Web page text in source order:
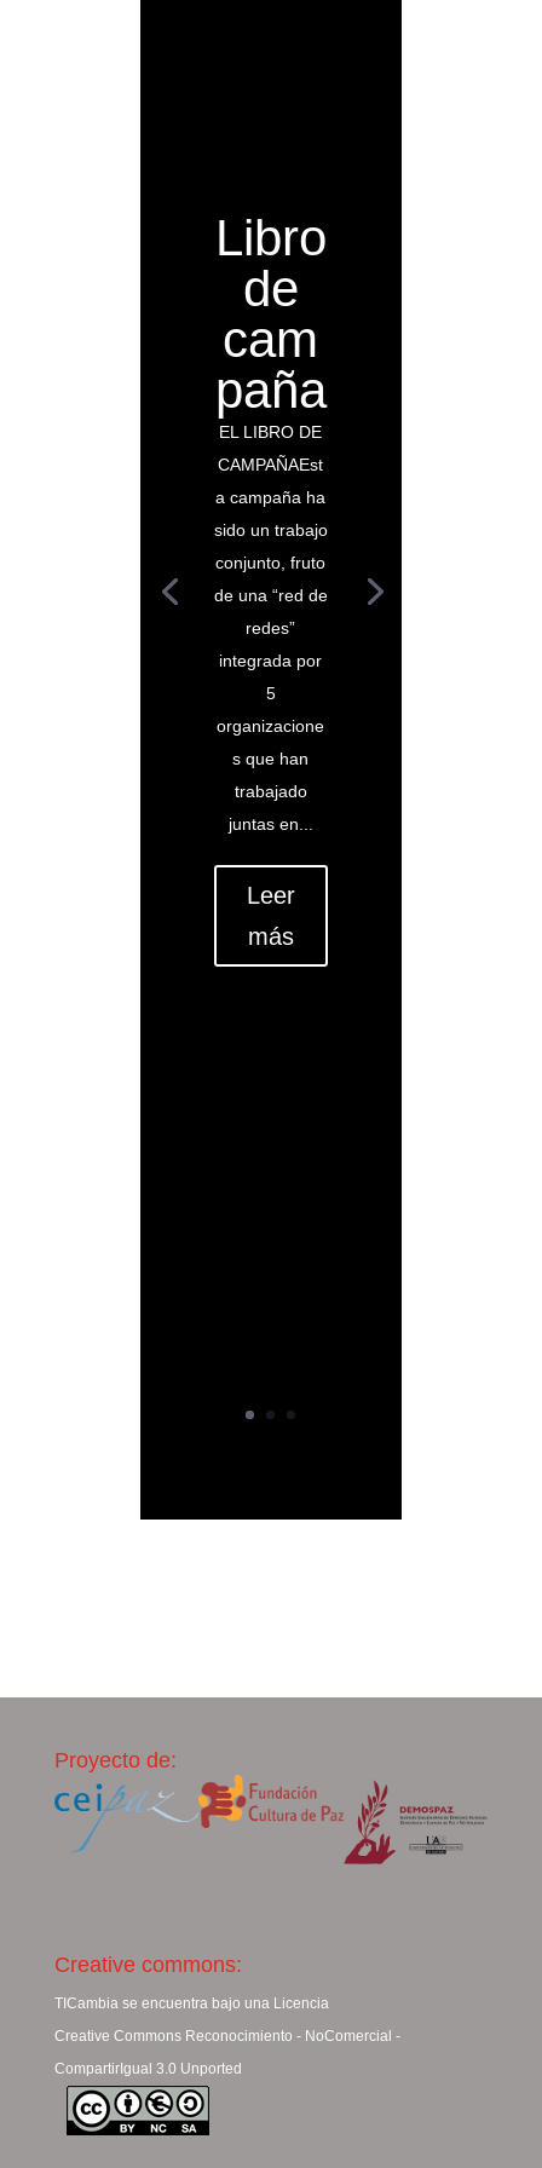
Libro
de
cam
paña
EL LIBRO DE
CAMPAÑAEst
a campaña ha
sido un trabajo
conjunto, fruto
de una “red de
redes”
integrada por
5
organizacione
s que han
trabajado
juntas en...
Leer
más
Proyecto de:
Creative commons:
TICambia se encuentra bajo una Licencia
Creative Commons Reconocimiento - NoComercial -
CompartirIgual 3.0 Unported